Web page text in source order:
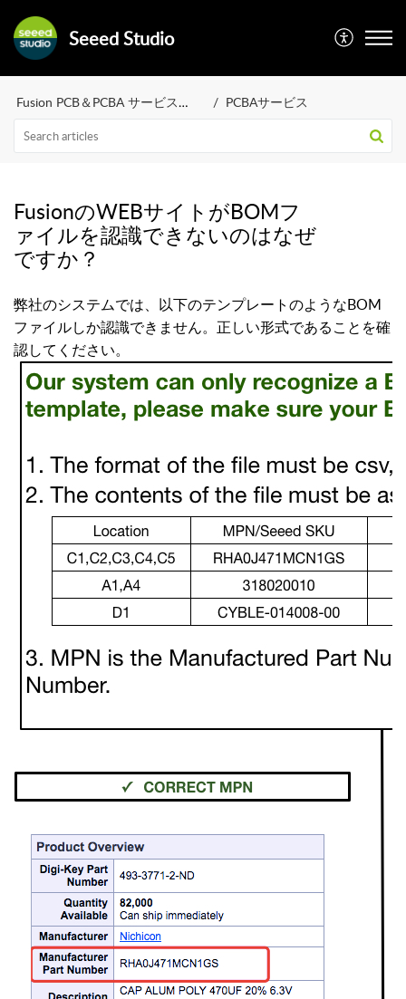
Seeed Studio
Fusion PCB＆PCBA サービス（FAQ） PCBAサービス
FusionのWEBサイトがBOMフ
ァイルを認識できないのはなぜ
ですか？
弊社のシステムでは、以下のテンプレートのようなBOM
ファイルしか認識できません。正しい形式であることを確
認してください。